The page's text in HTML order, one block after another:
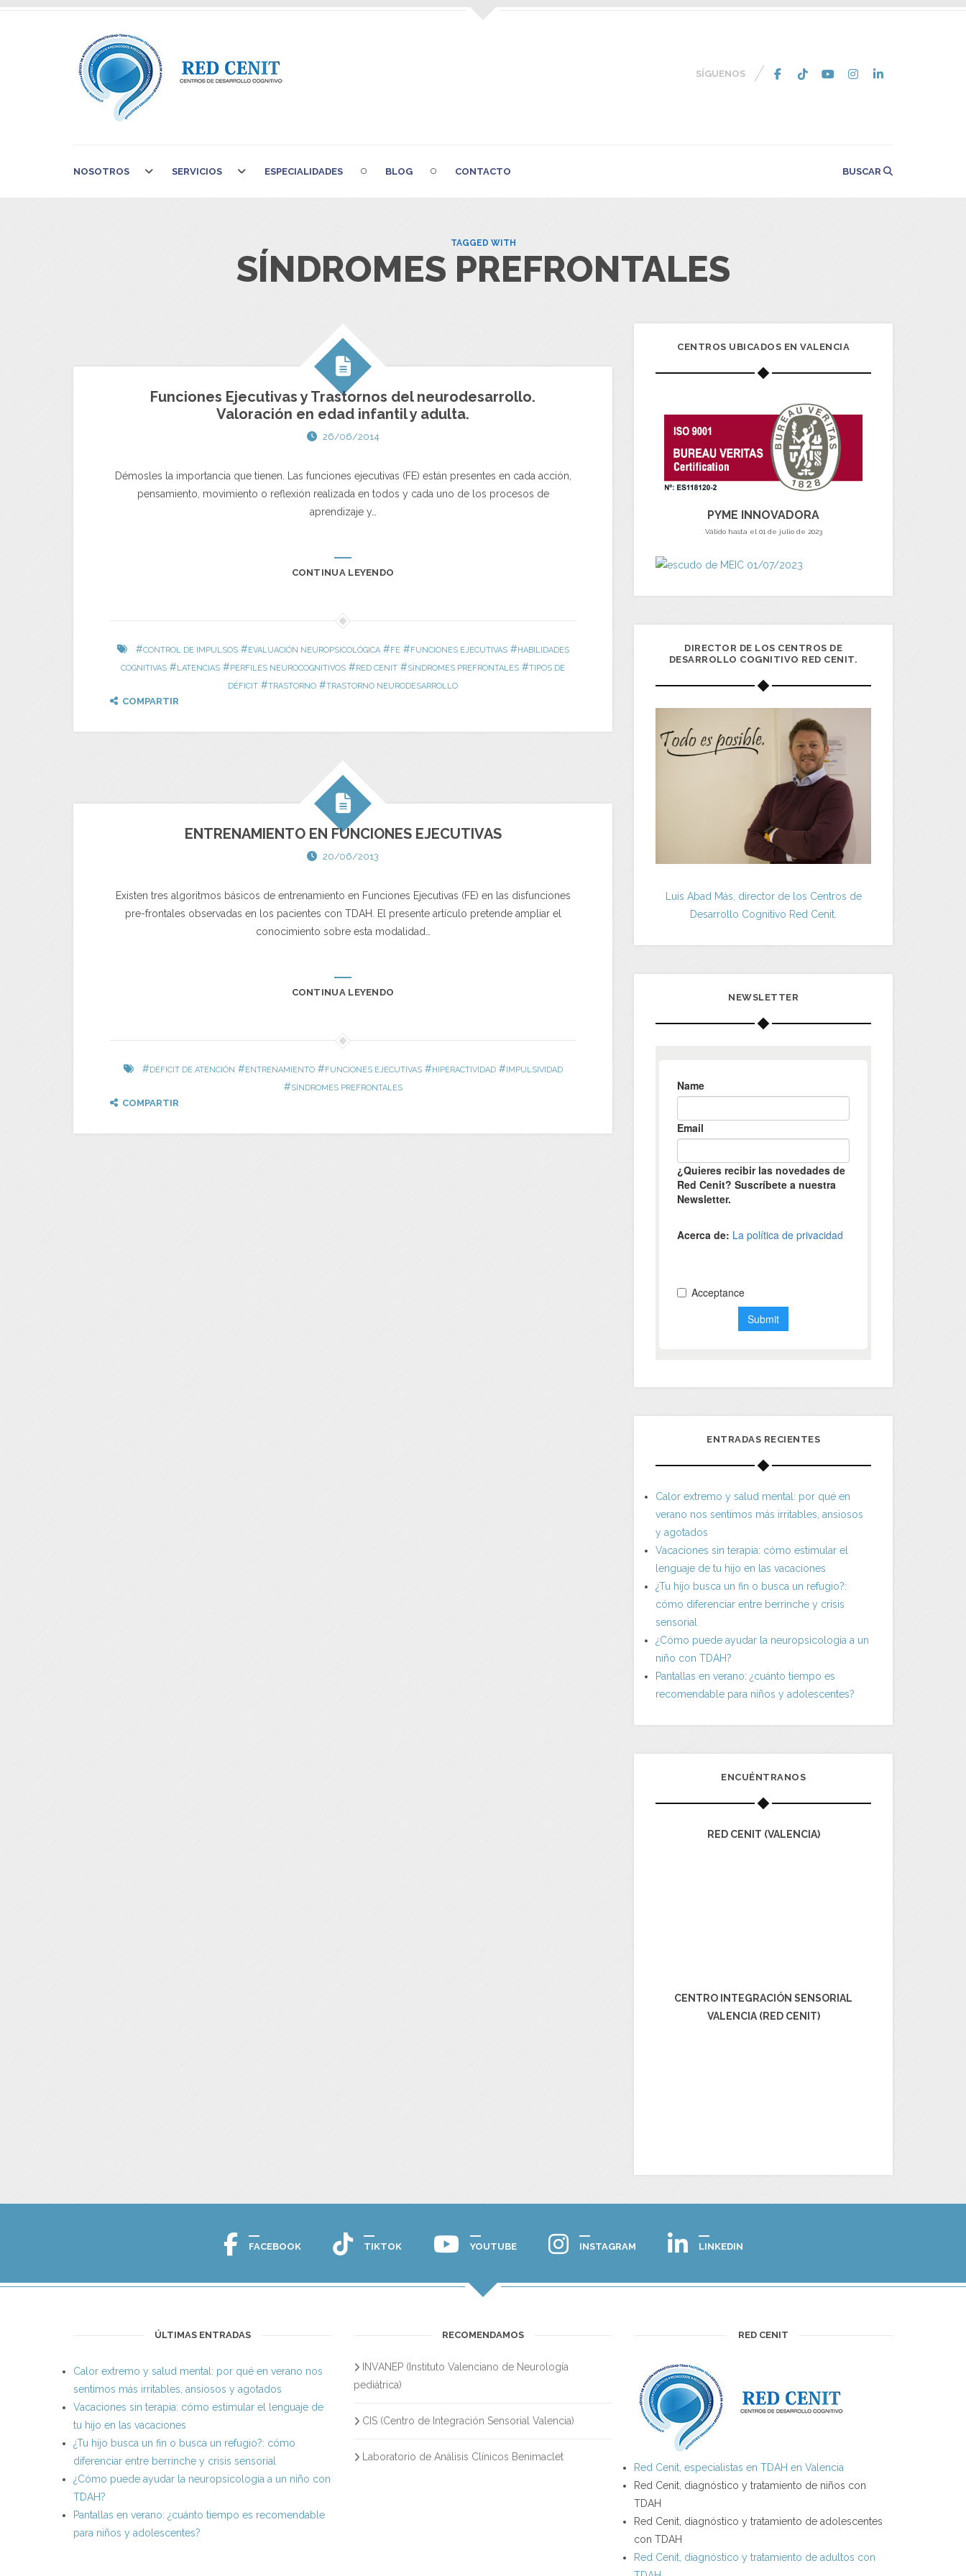
SÍGUENOS
NOSOTROS SERVICIOS ESPECIALIDADES BLOG CONTACTO BUSCAR
TAGGED WITH
SÍNDROMES PREFRONTALES
Funciones Ejecutivas y Trastornos del neurodesarrollo.
Valoración en edad infantil y adulta.
26/06/2014
Démosles la importancia que tienen. Las funciones ejecutivas (FE) están presentes en cada acción,
pensamiento, movimiento o reflexión realizada en todos y cada uno de los procesos de
aprendizaje y…
CONTINUA LEYENDO
#CONTROL DE IMPULSOS#EVALUACIÓN NEUROPSICOLÓGICA#FE#FUNCIONES EJECUTIVAS#HABILIDADES
COGNITIVAS #LATENCIAS #PERFILES NEUROCOGNITIVOS #RED CENIT #SÍNDROMES PREFRONTALES #TIPOS DE
DÉFICIT #TRASTORNO #TRASTORNO NEURODESARROLLO
COMPARTIR
ENTRENAMIENTO EN FUNCIONES EJECUTIVAS
20/06/2013
Existen tres algoritmos básicos de entrenamiento en Funciones Ejecutivas (FE) en las disfunciones
pre-frontales observadas en los pacientes con TDAH. El presente artículo pretende ampliar el
conocimiento sobre esta modalidad…
CONTINUA LEYENDO
#DÉFICIT DE ATENCIÓN #ENTRENAMIENTO#FUNCIONES EJECUTIVAS#HIPERACTIVIDAD#IMPULSIVIDAD
#SÍNDROMES PREFRONTALES
COMPARTIR
CENTROS UBICADOS EN VALENCIA
PYME INNOVADORA
Válido hasta el 01 de julio de 2023
DIRECTOR DE LOS CENTROS DE
DESARROLLO COGNITIVO RED CENIT.
Luis Abad Más, director de los Centros de
Desarrollo Cognitivo Red Cenit.
NEWSLETTER
ENTRADAS RECIENTES
Calor extremo y salud mental: por qué en
verano nos sentimos más irritables, ansiosos
y agotados
Vacaciones sin terapia: cómo estimular el
lenguaje de tu hijo en las vacaciones
¿Tu hijo busca un fin o busca un refugio?:
cómo diferenciar entre berrinche y crisis
sensorial
¿Cómo puede ayudar la neuropsicología a un
niño con TDAH?
Pantallas en verano: ¿cuánto tiempo es
recomendable para niños y adolescentes?
ENCUÉNTRANOS
RED CENIT (VALENCIA)
CENTRO INTEGRACIÓN SENSORIAL
VALENCIA (RED CENIT)
FACEBOOK TIKTOK YOUTUBE INSTAGRAM LINKEDIN
ÚLTIMAS ENTRADAS
Calor extremo y salud mental: por qué en verano nos
sentimos más irritables, ansiosos y agotados
Vacaciones sin terapia: cómo estimular el lenguaje de
tu hijo en las vacaciones
¿Tu hijo busca un fin o busca un refugio?: cómo
diferenciar entre berrinche y crisis sensorial
¿Cómo puede ayudar la neuropsicología a un niño con
TDAH?
Pantallas en verano: ¿cuánto tiempo es recomendable
para niños y adolescentes?
RECOMENDAMOS
INVANEP (Instituto Valenciano de Neurología
pediátrica)
CIS (Centro de Integración Sensorial Valencia)
Laboratorio de Análisis Clínicos Benimaclet
RED CENIT
Red Cenit, especialistas en TDAH en Valencia
Red Cenit, diagnóstico y tratamiento de niños con
TDAH
Red Cenit, diagnóstico y tratamiento de adolescentes
con TDAH
Red Cenit, diagnóstico y tratamiento de adultos con